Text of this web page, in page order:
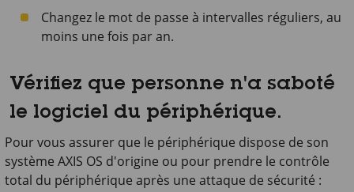
Changez le mot de passe à intervalles réguliers, au
moins une fois par an.
Vérifiez que personne n'a saboté
le logiciel du périphérique.
Pour vous assurer que le périphérique dispose de son
système AXIS OS d'origine ou pour prendre le contrôle
total du périphérique après une attaque de sécurité :